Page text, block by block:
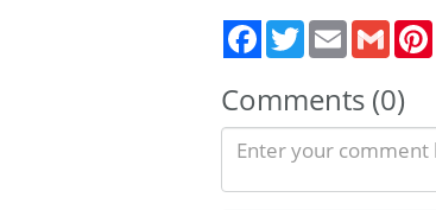
TwitterEmail Gmail
Comments (0)